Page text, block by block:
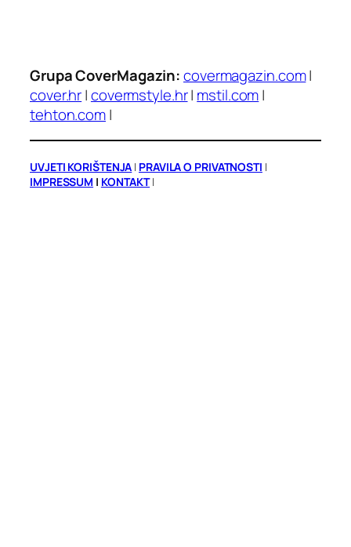
Grupa CoverMagazin:covermagazin.com|
cover.hr|covermstyle.hr| mstil.com|
tehton.com|
UVJETI KORIŠTENJA | PRAVILA O PRIVATNOSTI |
IMPRESSUM | KONTAKT|